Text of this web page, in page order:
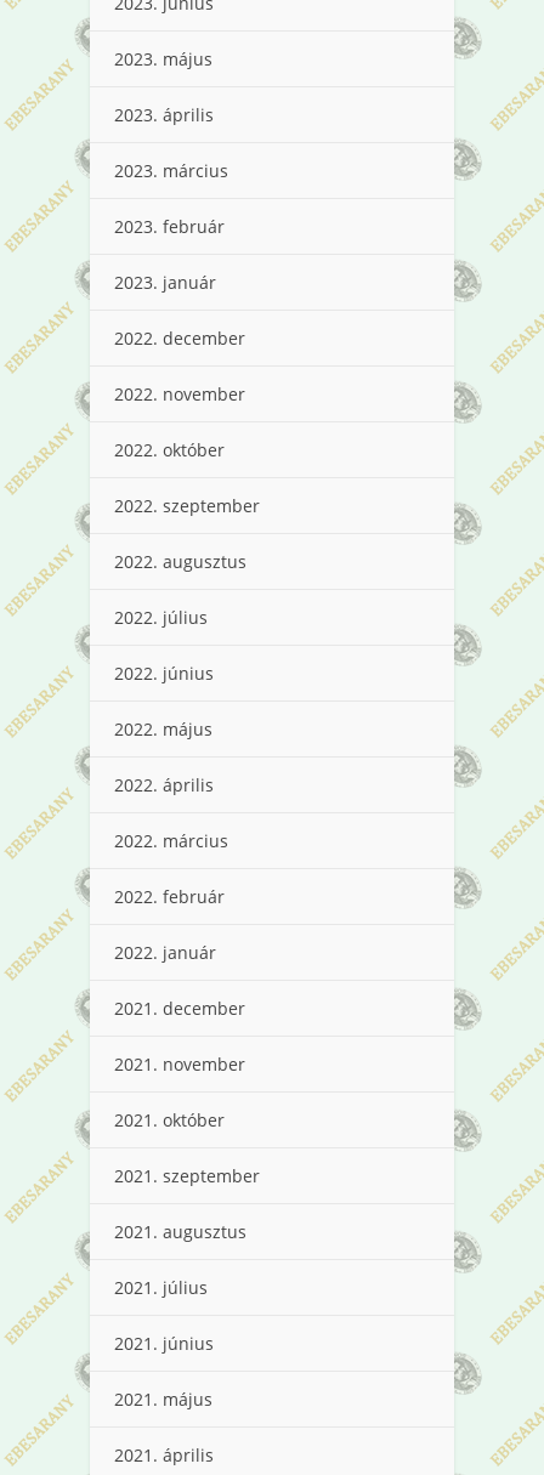
2023. május
2023. április
2023. március
2023. február
2023. január
2022. december
2022. november
2022. október
2022. szeptember
2022. augusztus
2022. július
2022. június
2022. május
2022. április
2022. március
2022. február
2022. január
2021. december
2021. november
2021. október
2021. szeptember
2021. augusztus
2021. július
2021. június
2021. május
2021. április